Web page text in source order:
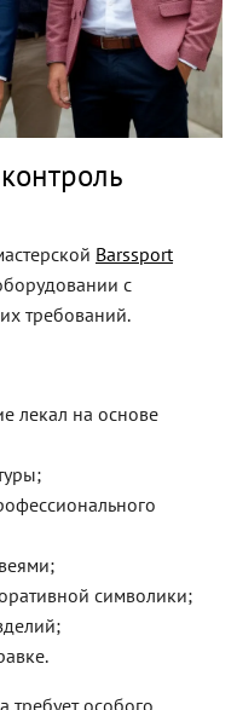
Barssport
с
требований.
лекал на основе
символики;